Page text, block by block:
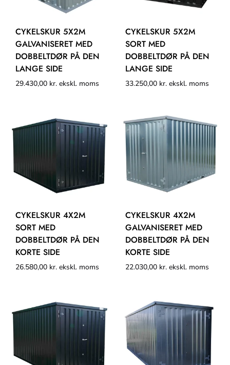
CYKELSKUR 5X2M
GALVANISERET MED
DOBBELTDØR PÅ DEN
LANGE SIDE
29.430,00 kr. ekskl. moms
CYKELSKUR 5X2M
SORT MED
DOBBELTDØR PÅ DEN
LANGE SIDE
33.250,00 kr. ekskl. moms
CYKELSKUR 4X2M
SORT MED
DOBBELTDØR PÅ DEN
KORTE SIDE
26.580,00 kr. ekskl. moms
CYKELSKUR 4X2M
GALVANISERET MED
DOBBELTDØR PÅ DEN
KORTE SIDE
22.030,00 kr. ekskl. moms